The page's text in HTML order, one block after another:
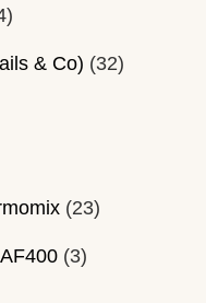
& Co) (32)
(23)
(3)